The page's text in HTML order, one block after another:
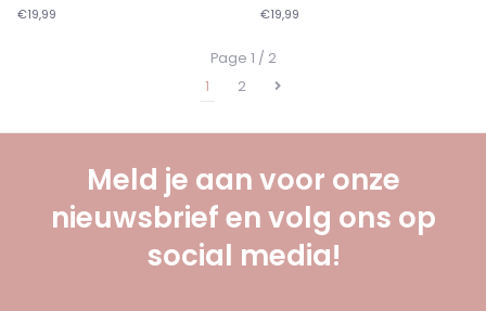
€19,99 €19,99
Page 1 / 2
1
2
Meld je aan voor onze
nieuwsbrief en volg ons op
social media!